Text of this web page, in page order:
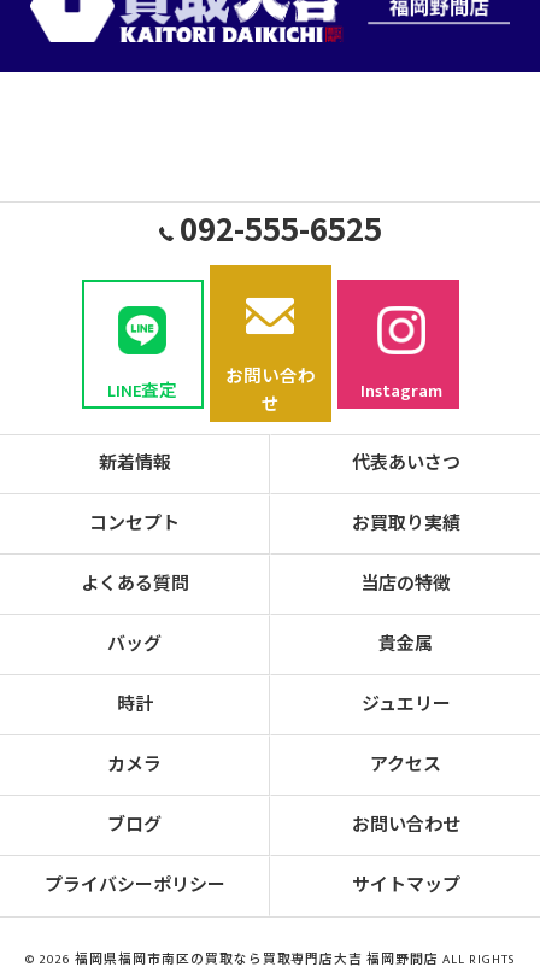
092-555-6525
LINE査定
お問い合わ
せ
Instagram
新着情報
代表あいさつ
コンセプト
お買取り実績
よくある質問
当店の特徴
バッグ
貴金属
時計
ジュエリー
カメラ
アクセス
ブログ
お問い合わせ
プライバシーポリシー
サイトマップ
© 2026 福岡県福岡市南区の買取なら買取専門店大吉 福岡野間店 ALL RIGHTS